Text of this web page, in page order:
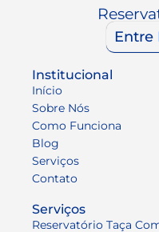
Entre
Institucional
Início
Sobre Nós
Como Funciona
Blog
Serviços
Contato
Serviços
Reservatório Taça